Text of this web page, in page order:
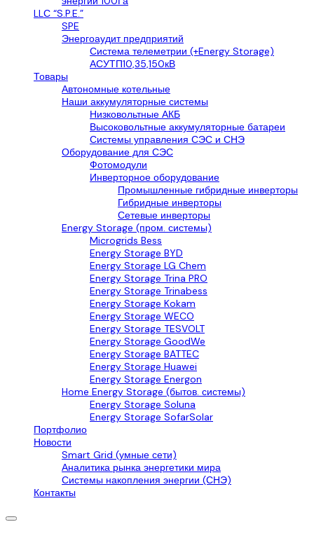
LLС “S.P.E.”
SPE
Энергоаудит предприятий
Система телеметрии (+Energy Storage)
АСУТП10,35,150кВ
Товары
Автономные котельные
Наши аккумуляторные системы
Низковольтные АКБ
Высоковольтные аккумуляторные батареи
Системы управления СЭС и СНЭ
Оборудование для СЭС
Фотомодули
Инверторное оборудование
Промышленные гибридные инверторы
Гибридные инверторы
Сетевые инверторы
Energy Storage (пром. системы)
Microgrids Bess
Energy Storage BYD
Energy Storage LG Chem
Energy Storage Trina PRO
Energy Storage Trinabess
Energy Storage Kokam
Energy Storage WECO
Energy Storage TESVOLT
Energy Storage GoodWe
Energy Storage BATTEC
Energy Storage Huawei
Energy Storage Energon
Home Energy Storage (бытов. системы)
Energy Storage Soluna
Energy Storage SofarSolar
Портфолио
Новости
Smart Grid (умные сети)
Аналитика рынка энергетики мира
Системы накопления энергии (СНЭ)
Контакты